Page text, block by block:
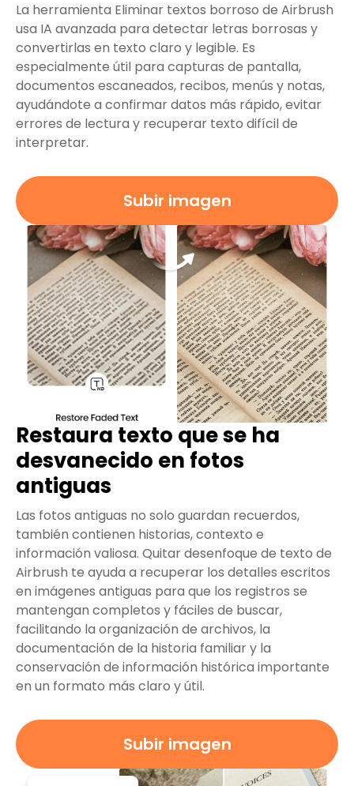
La herramienta Eliminar textos borroso de Airbrush
usa IA avanzada para detectar letras borrosas y
convertirlas en texto claro y legible. Es
especialmente útil para capturas de pantalla,
documentos escaneados, recibos, menús y notas,
ayudándote a confirmar datos más rápido, evitar
errores de lectura y recuperar texto difícil de
interpretar.
Subir imagen
Restaura texto que se ha
desvanecido en fotos
antiguas
Las fotos antiguas no solo guardan recuerdos,
también contienen historias, contexto e
información valiosa. Quitar desenfoque de texto de
Airbrush te ayuda a recuperar los detalles escritos
en imágenes antiguas para que los registros se
mantengan completos y fáciles de buscar,
facilitando la organización de archivos, la
documentación de la historia familiar y la
conservación de información histórica importante
en un formato más claro y útil.
Subir imagen